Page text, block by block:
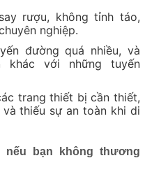
rượu, không tỉnh táo,
nghiệp.
đường quá nhiều, và
khác với những tuyến
trang thiết bị cần thiết,
thiếu sự an toàn khi di
nếu bạn không thương